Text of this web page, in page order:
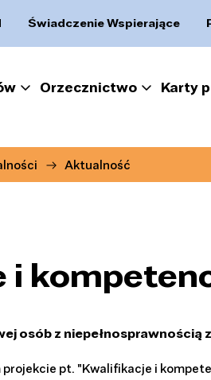
Świadczenie Wspierające
Orzecznictwo Karty
Aktualność
i
osób z
projekcie pt. "Kwalifikacje i